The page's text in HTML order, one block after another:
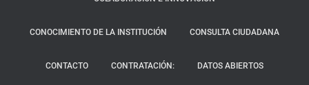
CONOCIMIENTO DE LA INSTITUCIÓN CONSULTA CIUDADANA
CONTACTO CONTRATACIÓN: DATOS ABIERTOS